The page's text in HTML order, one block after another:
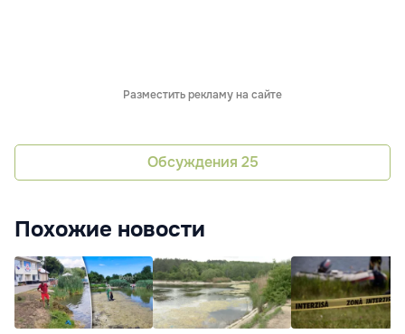
Разместить рекламу на сайте
Обсуждения 25
Похожие новости